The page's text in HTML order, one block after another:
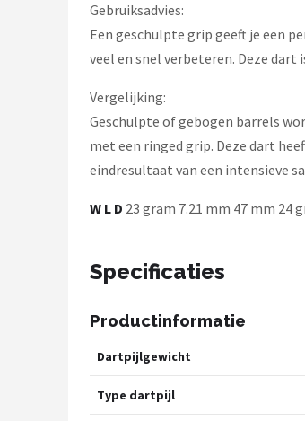
Alle merken →
Gebruiksadvies:
Een geschulpte grip geeft je een
veel en snel verbeteren. Deze
Vergelijking:
Geschulpte of gebogen barrels
met een ringed grip. Deze dart
eindresultaat van een intensieve
W L D 23 gram 7.21 mm 47 mm 24
Specificaties
Productinformatie
Dartpijlgewicht
Type dartpijl